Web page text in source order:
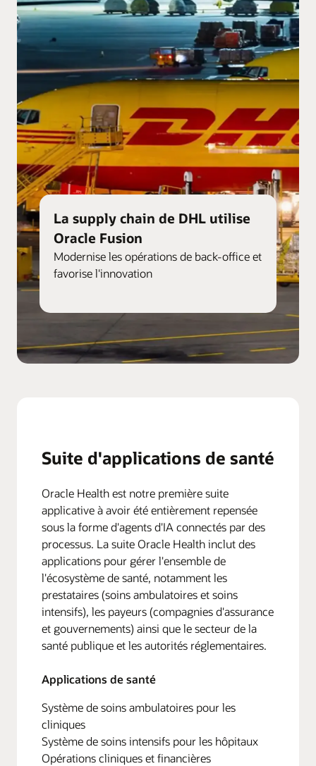
La supply chain de DHL utilise
Oracle Fusion
Modernise les opérations de back-office et
favorise l'innovation
Suite d'applications de santé
Oracle Health est notre première suite
applicative à avoir été entièrement repensée
sous la forme d'agents d'IA connectés par des
processus. La suite Oracle Health inclut des
applications pour gérer l'ensemble de
l'écosystème de santé, notamment les
prestataires (soins ambulatoires et soins
intensifs), les payeurs (compagnies d'assurance
et gouvernements) ainsi que le secteur de la
santé publique et les autorités réglementaires.
Applications de santé
Système de soins ambulatoires pour les
cliniques
Système de soins intensifs pour les hôpitaux
Opérations cliniques et financières